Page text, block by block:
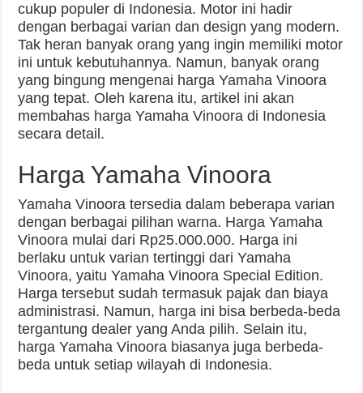
cukup populer di Indonesia. Motor ini hadir
dengan berbagai varian dan design yang modern.
Tak heran banyak orang yang ingin memiliki motor
ini untuk kebutuhannya. Namun, banyak orang
yang bingung mengenai harga Yamaha Vinoora
yang tepat. Oleh karena itu, artikel ini akan
membahas harga Yamaha Vinoora di Indonesia
secara detail.
Harga Yamaha Vinoora
Yamaha Vinoora tersedia dalam beberapa varian
dengan berbagai pilihan warna. Harga Yamaha
Vinoora mulai dari Rp25.000.000. Harga ini
berlaku untuk varian tertinggi dari Yamaha
Vinoora, yaitu Yamaha Vinoora Special Edition.
Harga tersebut sudah termasuk pajak dan biaya
administrasi. Namun, harga ini bisa berbeda-beda
tergantung dealer yang Anda pilih. Selain itu,
harga Yamaha Vinoora biasanya juga berbeda-
beda untuk setiap wilayah di Indonesia.